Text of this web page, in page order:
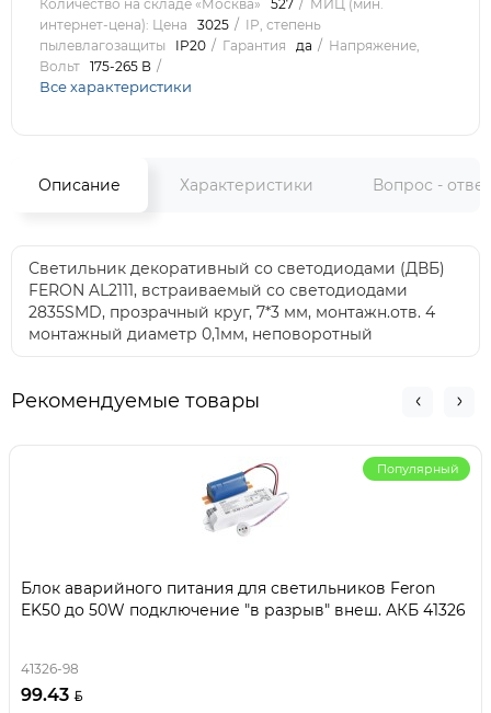
Количество на складе «Москва» 527
МИЦ (мин.
интернет-цена): Цена
3025
IP, степень
пылевлагозащиты
IP20 Гарантия да
Напряжение,
Вольт 175-265 В
Все характеристики
Описание Характеристики Вопрос -
Светильник декоративный со светодиодами (ДВБ)
FERON AL2111, встраиваемый со светодиодами
2835SMD, прозрачный круг, 7*3 мм, монтажн.отв. 4
монтажный диаметр 0,1мм, неповоротный
Рекомендуемые товары
Популярный
Блок аварийного питания для светильников Feron
EK50 до 50W подключение "в разрыв" внеш. АКБ 41326
41326-98
99.43